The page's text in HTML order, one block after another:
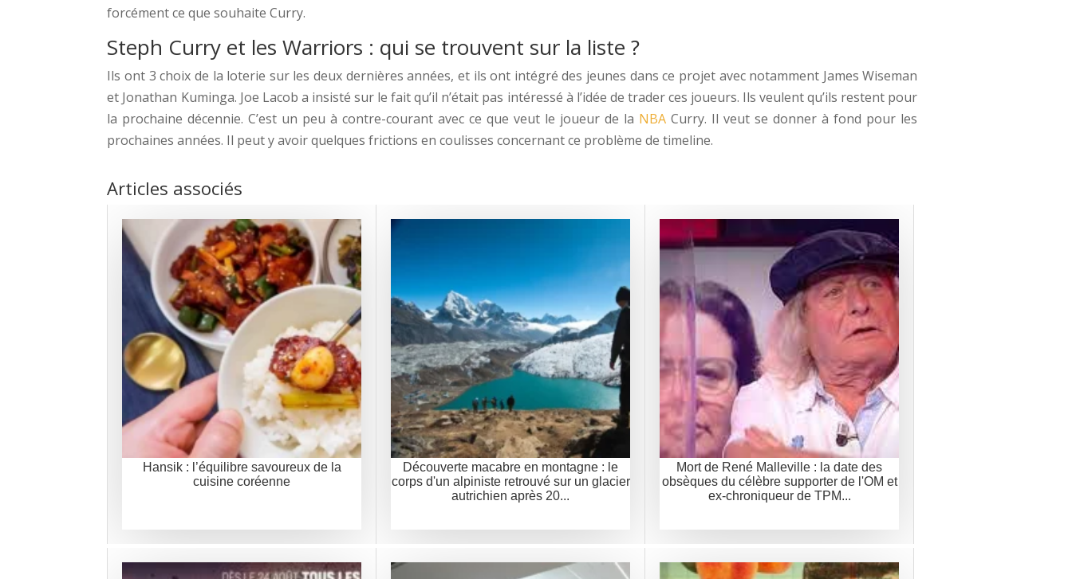
forcément ce que souhaite Curry.
Steph Curry et les Warriors : qui se trouvent sur la liste ?
Ils ont 3 choix de la loterie sur les deux dernières années, et ils ont intégré des jeunes dans ce projet avec notamment James Wiseman
et Jonathan Kuminga. Joe Lacob a insisté sur le fait qu’il n’était pas intéressé à l’idée de trader ces joueurs. Ils veulent qu’ils restent pour
la prochaine décennie. C’est un peu à contre-courant avec ce que veut le joueur de la NBA Curry. Il veut se donner à fond pour les
prochaines années. Il peut y avoir quelques frictions en coulisses concernant ce problème de timeline.
Articles associés
Hansik : l’équilibre savoureux de la
cuisine coréenne
Découverte macabre en montagne : le
corps d'un alpiniste retrouvé sur un glacier
autrichien après 20...
Mort de René Malleville : la date des
obsèques du célèbre supporter de l'OM et
ex-chroniqueur de TPM...